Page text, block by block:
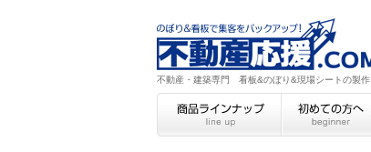
不動産・建築専門 看板&のぼり&現場シートの製作